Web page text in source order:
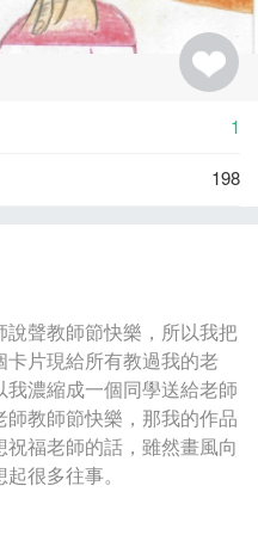
1
198
聲教師節快樂，所以我把
片現給所有教過我的老
濃縮成一個同學送給老師
教師節快樂，那我的作品
福老師的話，雖然畫風向
很多往事。